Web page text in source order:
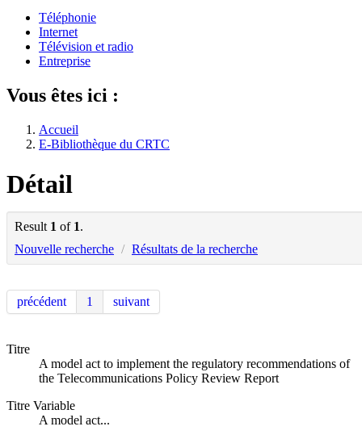
Téléphonie
Internet
Télévision et radio
Entreprise
Vous êtes ici :
Accueil
E-Bibliothèque du CRTC
Détail
Result 1 of 1.
Nouvelle recherche / Résultats de la recherche
précédent 1 suivant
Titre
A model act to implement the regulatory recommendations of
the Telecommunications Policy Review Report
Titre Variable
A model act...